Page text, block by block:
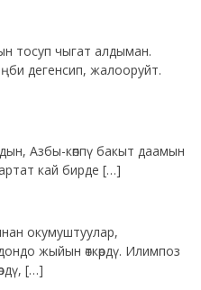
тосуп чыгат алдыман.
дегенсип, жалооруйт.
Азбы-көппү бакыт даамын
кай бирде […]
окумуштуулар,
жыйын өткөрдү. Илимпоз
[…]